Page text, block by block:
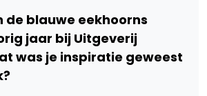
de blauwe eekhoorns
jaar bij Uitgeverij
was je inspiratie geweest